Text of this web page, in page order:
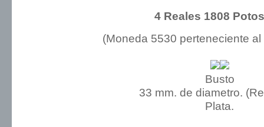
4 Reales 1808
(Moneda 5530 perteneciente al
Busto
33 mm. de diametro.
Plata.